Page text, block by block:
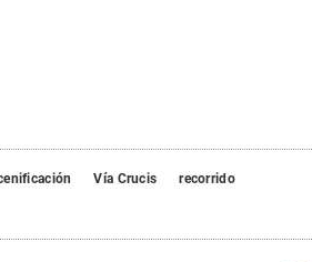
Vía Crucis
recorrido